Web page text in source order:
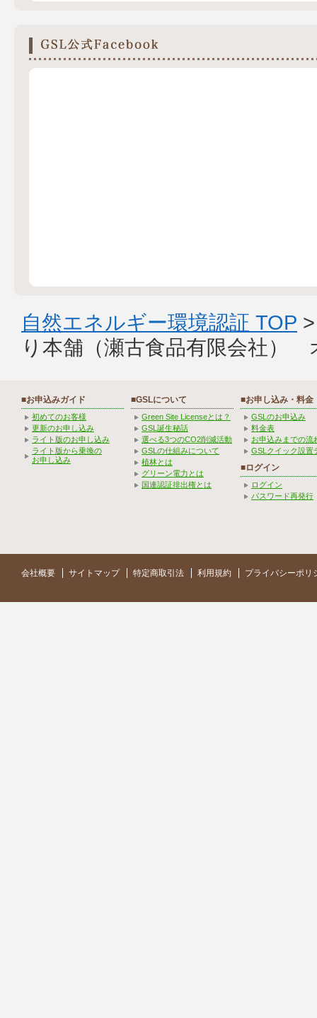
自然エネルギー環境認証 TOP
り本舗（瀬古食品有限会社）
■お申込みガイド
初めてのお客様
更新のお申し込み
ライト版のお申し込み
ライト版から乗換の
お申し込み
■GSLについて
Green Site Licenseとは？
GSL誕生秘話
選べる3つのCO2削減活動
GSLの仕組みについて
植林とは
グリーン電力とは
国連認証排出権とは
■お申し込み・料金
GSLのお申込み
料金表
お申込みまでの流
GSLクイック設置
■ログイン
ログイン
パスワード再発行
会社概要 サイトマップ 特定商取引法 利用規約 プライバシーポリ